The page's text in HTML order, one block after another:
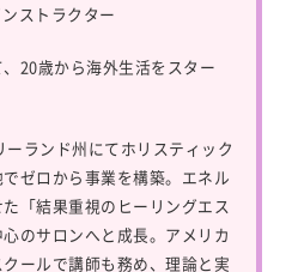
ストラクター
20歳から海外生活をスター
ランド州にてホリスティック
ゼロから事業を構築。エネル
「結果重視のヒーリングエス
のサロンへと成長。アメリカ
ールで講師も務め、理論と実